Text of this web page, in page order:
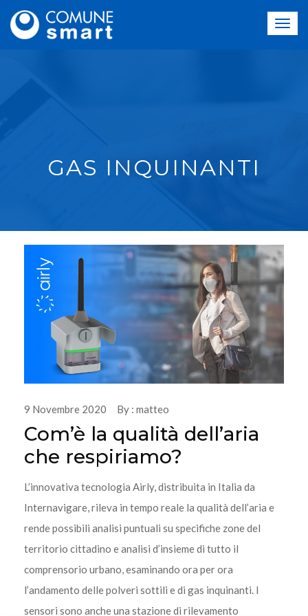
GAS INQUINANTI
9 Novembre 2020 By : matteo
Com’è la qualità dell’aria
che respiriamo?
L’innovativa tecnologia Airly, distribuita in Italia da
Internavigare, rileva in tempo reale la qualità dell’aria e
rende possibili analisi puntuali su specifiche zone del
territorio cittadino e analisi d’insieme di tutto il
comprensorio urbano, esaminando ora per ora
l’andamento delle polveri sottili e di gas inquinanti. I
sensori sono anche una stazione di rilevamento